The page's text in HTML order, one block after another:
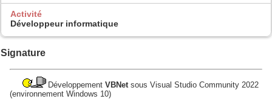
Activité
Développeur informatique
Signature
Développement VBNet sous Visual Studio Community 2022
(environnement Windows 10)